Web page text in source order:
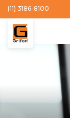
(11) 3186-8100